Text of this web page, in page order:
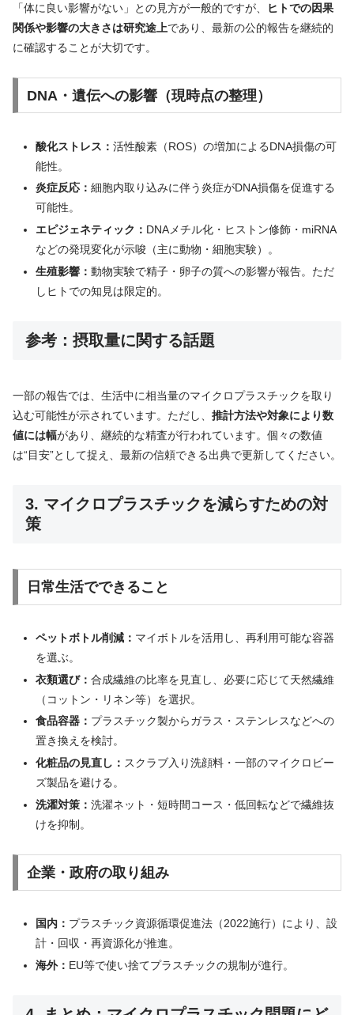
「体に良い影響がない」との見方が一般的ですが、
ヒトでの因果
関係や影響の大きさは研究途上であり、最新の公的報告を継続的
に確認することが大切です。
DNA・遺伝への影響（現時点の整理）
酸化ストレス： 活性酸素（ROS）の増加によるDNA損傷の可
能性。
炎症反応： 細胞内取り込みに伴う炎症がDNA損傷を促進する
可能性。
エピジェネティック： DNAメチル化・ヒストン修飾・miRNA
などの発現変化が示唆（主に動物・細胞実験）。
生殖影響： 動物実験で精子・卵子の質への影響が報告。ただ
しヒトでの知見は限定的。
参考：摂取量に関する話題
一部の報告では、生活中に相当量のマイクロプラスチックを取り
込む可能性が示されています。ただし、 推計方法や対象により数
値には幅があり、継続的な精査が行われています。個々の数値
は“目安”として捉え、最新の信頼できる出典で更新してください。
3. マイクロプラスチックを減らすための対
策
日常生活でできること
ペットボトル削減： マイボトルを活用し、再利用可能な容器
を選ぶ。
衣類選び： 合成繊維の比率を見直し、必要に応じて天然繊維
（コットン・リネン等）を選択。
食品容器： プラスチック製からガラス・ステンレスなどへの
置き換えを検討。
化粧品の見直し： スクラブ入り洗顔料・一部のマイクロビー
ズ製品を避ける。
洗濯対策： 洗濯ネット・短時間コース・低回転などで繊維抜
けを抑制。
企業・政府の取り組み
国内： プラスチック資源循環促進法（2022施行）により、設
計・回収・再資源化が推進。
海外： EU等で使い捨てプラスチックの規制が進行。